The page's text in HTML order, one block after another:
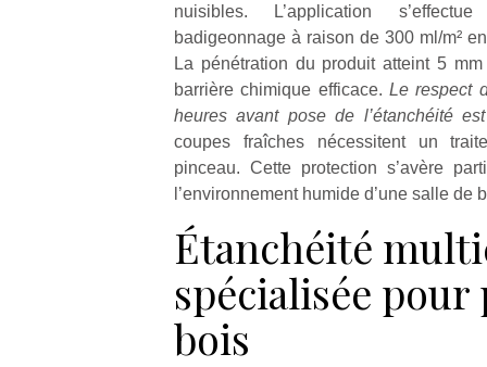
nuisibles. L’application
badigeonnage à raison de 300 ml/m²
La pénétration du produit atteint 5
barrière chimique efficace. Le respect
heures avant pose de l’étanchéité
coupes fraîches nécessitent un
pinceau. Cette protection s’avère
l’environnement humide d’une salle de
Étanchéité
spécialisée
bois